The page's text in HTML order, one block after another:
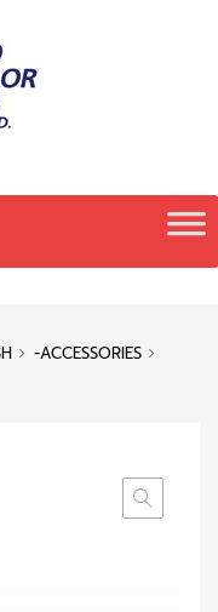
-ACCESSORIES